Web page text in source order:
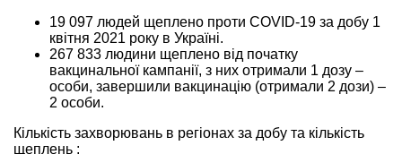
19 097 людей щеплено проти COVID-19 за добу 1
квітня 2021 року в Україні.
267 833 людини щеплено від початку
вакцинальної кампанії, з них отримали 1 дозу –
особи, завершили вакцинацію (отримали 2 дози) –
2 особи.
Кількість захворювань в регіонах за добу та кількість
щеплень :